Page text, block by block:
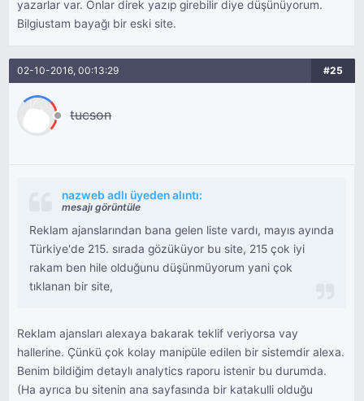
yazarlar var. Onlar direk yazıp girebilir diye düşünüyorum.
Bilgiustam bayağı bir eski site.
02-10-2016, 00:13:29 #25
tucson
nazweb adlı üyeden alıntı:
mesajı görüntüle
Reklam ajanslarından bana gelen liste vardı, mayıs ayında
Türkiye'de 215. sırada gözüküyor bu site, 215 çok iyi
rakam ben hile olduğunu düşünmüyorum yani çok
tıklanan bir site,
Reklam ajansları alexaya bakarak teklif veriyorsa vay
hallerine. Çünkü çok kolay manipüle edilen bir sistemdir alexa.
Benim bildiğim detaylı analytics raporu istenir bu durumda.
(Ha ayrıca bu sitenin ana sayfasında bir katakulli olduğu